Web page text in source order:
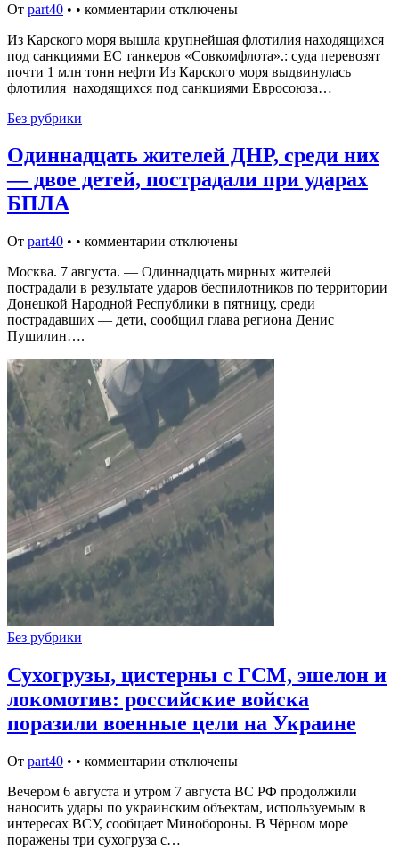
От part40 • • комментарии отключены
Из Карского моря вышла крупнейшая флотилия находящихся
под санкциями ЕС танкеров «Совкомфлота».: суда перевозят
почти 1 млн тонн нефти Из Карского моря выдвинулась
флотилия находящихся под санкциями Евросоюза…
Без рубрики
Одиннадцать жителей ДНР, среди них
— двое детей, пострадали при ударах
БПЛА
От part40 • • комментарии отключены
Москва. 7 августа. — Одиннадцать мирных жителей
пострадали в результате ударов беспилотников по территории
Донецкой Народной Республики в пятницу, среди
пострадавших — дети, сообщил глава региона Денис
Пушилин….
Без рубрики
Сухогрузы, цистерны с ГСМ, эшелон и
локомотив: российские войска
поразили военные цели на Украине
От part40 • • комментарии отключены
Вечером 6 августа и утром 7 августа ВС РФ продолжили
наносить удары по украинским объектам, используемым в
интересах ВСУ, сообщает Минобороны. В Чёрном море
поражены три сухогруза с…